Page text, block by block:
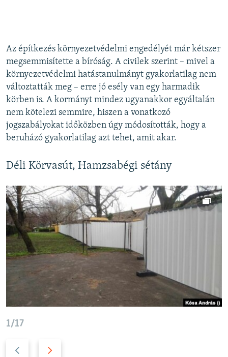
Az építkezés környezetvédelmi engedélyét már kétszer
megsemmisítette a bíróság. A civilek szerint – mivel a
környezetvédelmi hatástanulmányt gyakorlatilag nem
változtatták meg – erre jó esély van egy harmadik
körben is. A kormányt mindez ugyanakkor egyáltalán
nem kötelezi semmire, hiszen a vonatkozó
jogszabályokat időközben úgy módosították, hogy a
beruházó gyakorlatilag azt tehet, amit akar.
Déli Körvasút, Hamzsabégi sétány
1/17